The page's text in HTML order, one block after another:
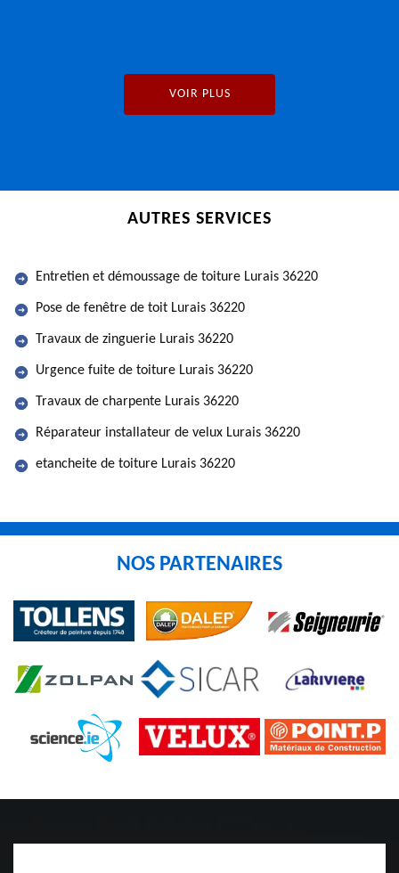
VOIR PLUS
AUTRES SERVICES
Entretien et démoussage de toiture Lurais 36220
Pose de fenêtre de toit Lurais 36220
Travaux de zinguerie Lurais 36220
Urgence fuite de toiture Lurais 36220
Travaux de charpente Lurais 36220
Réparateur installateur de velux Lurais 36220
etancheite de toiture Lurais 36220
NOS PARTENAIRES